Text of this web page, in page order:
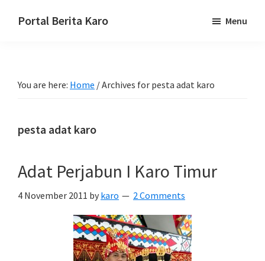
Portal Berita Karo
Karo,
Karo.
Menu
You are here: Home /Archives for pesta adat karo
pesta adat karo
Adat Perjabun I Karo Timur
4 November 2011 by karo 2 Comments